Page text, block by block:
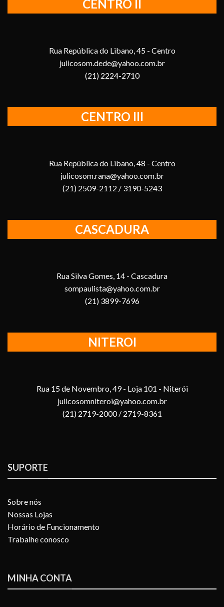
CENTRO II
Rua República do Libano, 45 - Centro
julicosom.dede@yahoo.com.br
(21) 2224-2710
CENTRO III
Rua República do Libano, 48 - Centro
julicosom.rana@yahoo.com.br
(21) 2509-2112 / 3190-5243
CASCADURA
Rua Silva Gomes, 14 - Cascadura
sompaulista@yahoo.com.br
(21) 3899-7696
NITEROI
Rua 15 de Novembro, 49 - Loja 101 - Niterói
julicosomniteroi@yahoo.com.br
(21) 2719-2000 / 2719-8361
SUPORTE
Sobre nós
Nossas Lojas
Horário de Funcionamento
Trabalhe conosco
MINHA CONTA